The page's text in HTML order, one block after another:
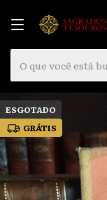
ESGOTADO
GRÁTIS